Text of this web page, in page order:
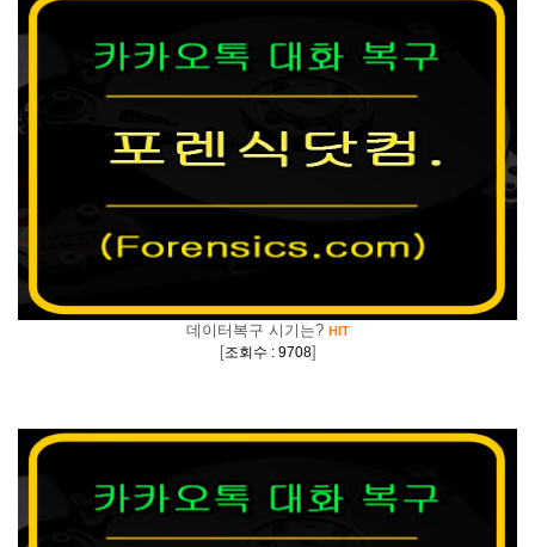
데이터복구 시기는? HIT
[조회수 : 9708]